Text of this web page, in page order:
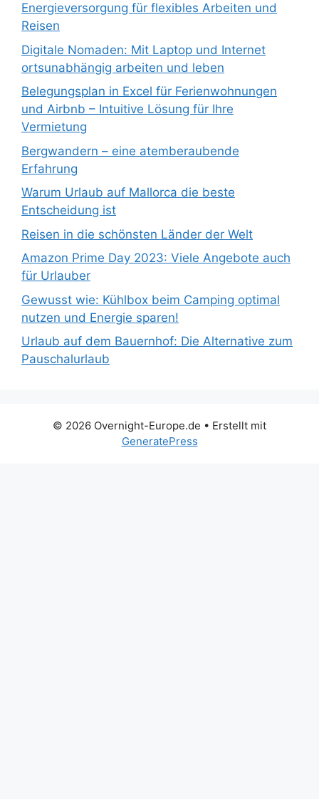
Energieversorgung für flexibles Arbeiten und
Reisen
Digitale Nomaden: Mit Laptop und Internet
ortsunabhängig arbeiten und leben
Belegungsplan in Excel für Ferienwohnungen
und Airbnb – Intuitive Lösung für Ihre
Vermietung
Bergwandern – eine atemberaubende
Erfahrung
Warum Urlaub auf Mallorca die beste
Entscheidung ist
Reisen in die schönsten Länder der Welt
Amazon Prime Day 2023: Viele Angebote auch
für Urlauber
Gewusst wie: Kühlbox beim Camping optimal
nutzen und Energie sparen!
Urlaub auf dem Bauernhof: Die Alternative zum
Pauschalurlaub
© 2026 Overnight-Europe.de • Erstellt mit
GeneratePress